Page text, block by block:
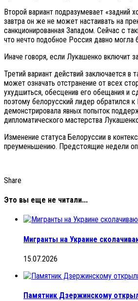
Второй вариант подразумевает «задний
завтра он же не может настаивать на
санкционированная Западом. Сейчас с
что нечто подобное Россия давно
Иначе говоря, если Лукашенко включит
Третий вариант действий заключается
может означать отстранение от всех
ухудшиться, обесценив его обещания и
поэтому белорусский лидер обратился
демонстрировала явных попыток
дипломатического мастерства
Изменение статуса Белоруссии в
преуменьшению. Предстоящие недели
Share
Это вы еще не читали...
Мигранты на Украине
15.07.2026
Памятник Дзержинскому